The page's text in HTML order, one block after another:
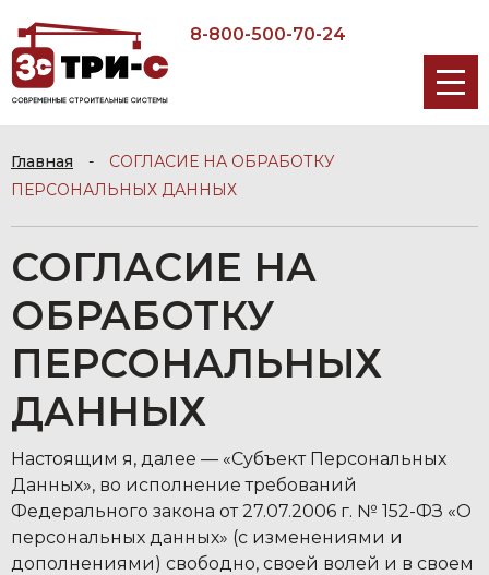
8-800-500-70-24
Главная -
СОГЛАСИЕ НА ОБРАБОТКУ
ПЕРСОНАЛЬНЫХ ДАННЫХ
СОГЛАСИЕ НА
ОБРАБОТКУ
ПЕРСОНАЛЬНЫХ
ДАННЫХ
Настоящим я, далее — «Субъект Персональных
Данных», во исполнение требований
Федерального закона от 27.07.2006 г. № 152-ФЗ «О
персональных данных» (с изменениями и
дополнениями) свободно, своей волей и в своем